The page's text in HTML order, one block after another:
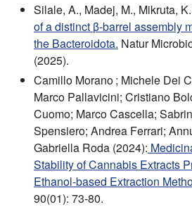
Silale, A., Madej, M., Mikruta,
of a distinct β-barrel assembly
the Bacteroidota. Natur
(2025).
Camillo Morano ; Michele Dei
Marco Pallavicini; Cristiano
Cuomo; Marco Cascella;
Spensiero; Andrea Ferrari;
Gabriella Roda (2024):
Stability of Cannabis Extracts
Ethanol-based Extraction
90(01): 73-80.